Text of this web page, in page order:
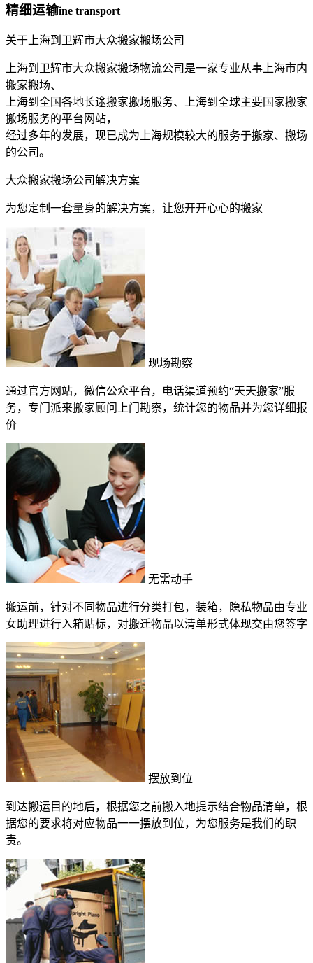
精细运输ine transport
关于上海到卫辉市大众搬家搬场公司
上海到卫辉市大众搬家搬场物流公司是一家专业从事上海市内
搬家搬场、
上海到全国各地长途搬家搬场服务、上海到全球主要国家搬家
搬场服务的平台网站，
经过多年的发展，现已成为上海规模较大的服务于搬家、搬场
的公司。
大众搬家搬场公司解决方案
为您定制一套量身的解决方案，让您开开心心的搬家
现场勘察
通过官方网站，微信公众平台，电话渠道预约“天天搬家”服
务，专门派来搬家顾问上门勘察，统计您的物品并为您详细报
价
无需动手
搬运前，针对不同物品进行分类打包，装箱，隐私物品由专业
女助理进行入箱贴标，对搬迁物品以清单形式体现交由您签字
摆放到位
到达搬运目的地后，根据您之前搬入地提示结合物品清单，根
据您的要求将对应物品一一摆放到位，为您服务是我们的职
责。